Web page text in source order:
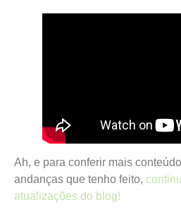
Ah, e para conferir mais
andanças que tenho feito,
atualizações do blog!